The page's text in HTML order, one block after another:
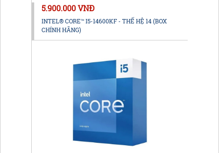
5.900.000 VNĐ
INTEL® CORE™ I5-14600KF - THẾ HỆ 14 (BOX
CHÍNH HÃNG)